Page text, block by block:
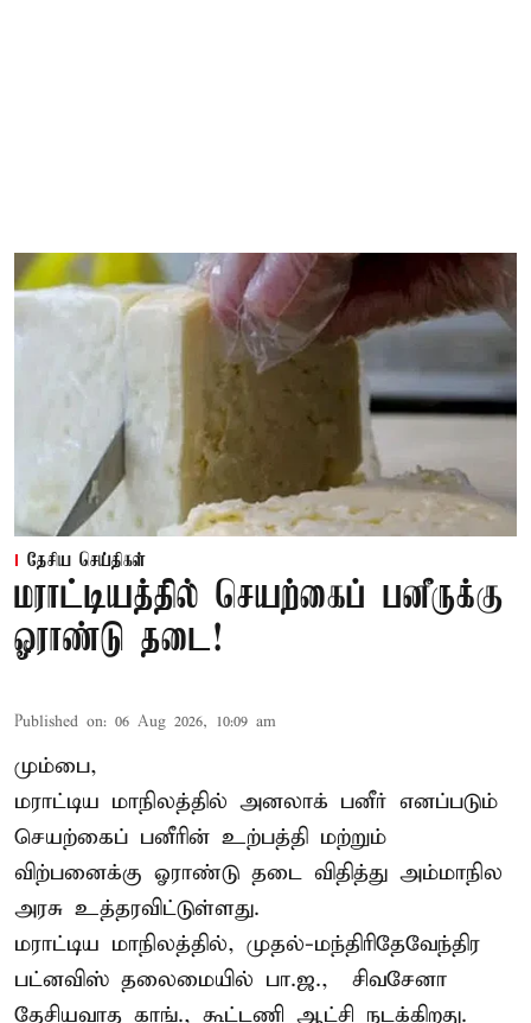
தேசிய செய்திகள்
மராட்டியத்தில் செயற்கைப் பனீருக்கு
ஓராண்டு தடை!
Published on: 06 Aug 2026, 10:09 am
மும்பை,
மராட்டிய மாநிலத்தில் அனலாக் பனீர் எனப்படும்
செயற்கைப் பனீரின் உற்பத்தி மற்றும்
விற்பனைக்கு ஓராண்டு தடை விதித்து அம்மாநில
அரசு உத்தரவிட்டுள்ளது.
மராட்டிய மாநிலத்தில், முதல்-மந்திரிதேவேந்திர
பட்னவிஸ் தலைமையில் பா.ஜ., – சிவசேனா –
தேசியவாத காங்., கூட்டணி ஆட்சி நடக்கிறது.